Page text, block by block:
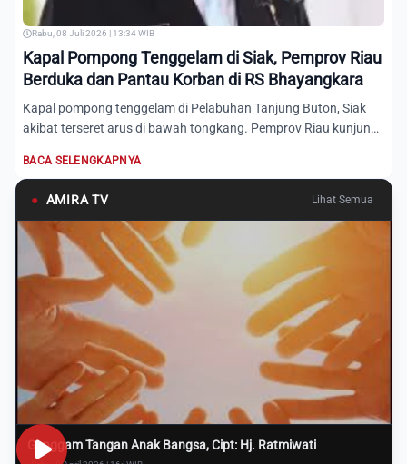
Rabu, 08 Juli 2026 | 13:34 WIB
Kapal Pompong Tenggelam di Siak, Pemprov Riau
Berduka dan Pantau Korban di RS Bhayangkara
Kapal pompong tenggelam di Pelabuhan Tanjung Buton, Siak
akibat terseret arus di bawah tongkang. Pemprov Riau kunjungi
BACA SELENGKAPNYA
● AMIRA TV Lihat Semua
Genggam Tangan Anak Bangsa, Cipt: Hj. Ratmiwati